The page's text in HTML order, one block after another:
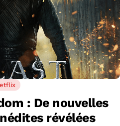
: De nouvelles
révélées